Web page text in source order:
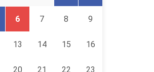
6 7 8 9
13 14 15 16
20 21 22 23